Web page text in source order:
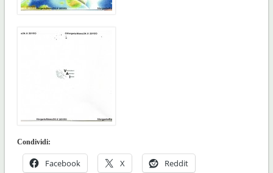
Condividi:
Facebook X Reddit